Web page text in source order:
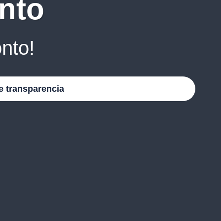
transparencia